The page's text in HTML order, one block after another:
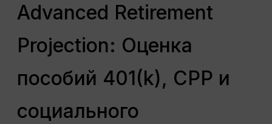
Advanced Retirement
Projection: Оценка
пособий 401(k), CPP и
социального